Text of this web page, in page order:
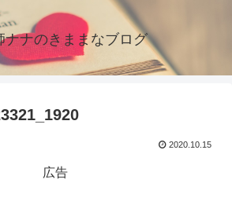
ナナのきままなブログ
2020.10.15
広告